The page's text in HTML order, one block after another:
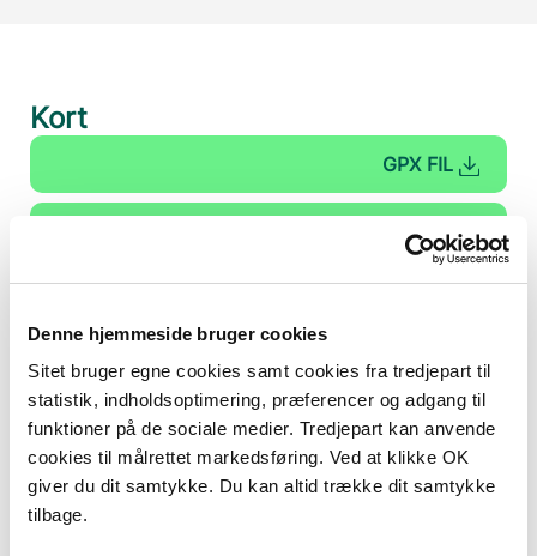
Denne hjemmeside bruger cookies
Sitet bruger egne cookies samt cookies fra tredjepart til
statistik, indholdsoptimering, præferencer og adgang til
funktioner på de sociale medier. Tredjepart kan anvende
cookies til målrettet markedsføring. Ved at klikke OK
giver du dit samtykke. Du kan altid trække dit samtykke
tilbage.
Kort
GPX FIL
KORTUDSNIT / PDF
+